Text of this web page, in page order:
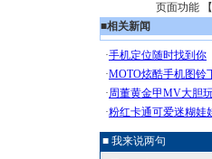
页面功能 【
■相关新闻
■ 我来说两句